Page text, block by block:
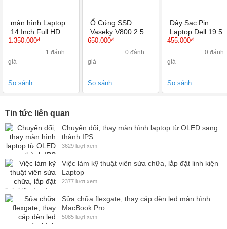
màn hình Laptop
14 Inch Full HD
1920X1080 IPS
1.350.000₫
1 đánh
giá
So sánh
Ổ Cứng SSD
Vaseky V800 2.5
inch 120GB
650.000₫
0 đánh
giá
So sánh
Dây Sạc Pin
Laptop Dell
4.62A ( 90W kim
455.000₫
0 đánh
giá
So sánh
Tin tức liên quan
Chuyển đổi, thay màn hình laptop từ OLED sang
thành IPS
3629 lượt xem
Việc làm kỹ thuật viên sửa chữa, lắp đặt linh kiện
Laptop
2377 lượt xem
Sửa chữa flexgate, thay cáp đèn led màn hình
MacBook Pro
5085 lượt xem